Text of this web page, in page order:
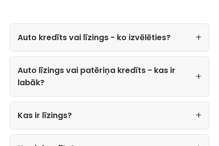
Auto kredīts vai līzings - ko izvēlēties?
Auto līzings vai patēriņa kredīts - kas ir
labāk?
Kas ir līzings?